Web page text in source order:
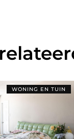
WONING EN TUIN